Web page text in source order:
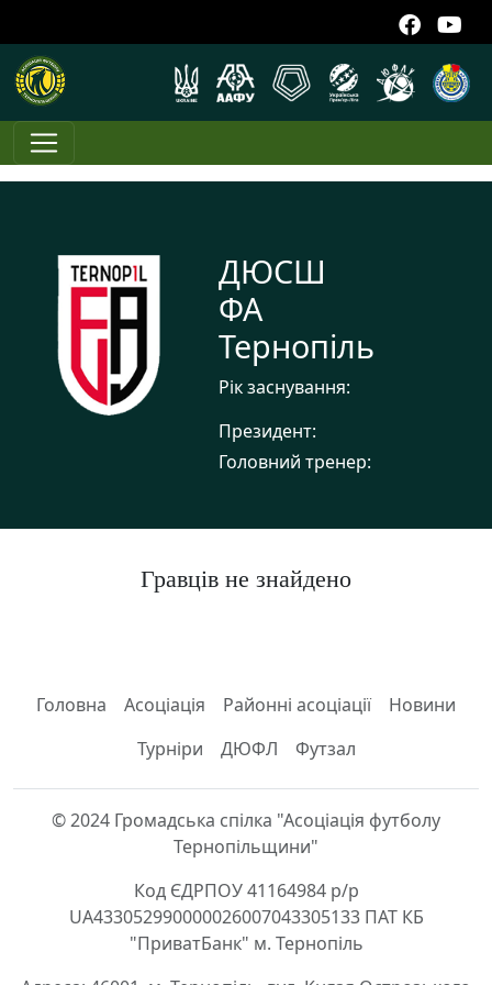
ДЮСШ
ФА
Тернопіль
Рік заснування:
Президент:
Головний тренер:
Гравців не знайдено
Головна Асоціація Районні асоціації
Новини
Турніри
ДЮФЛ Футзал
© 2024 Громадська спілка "Асоціація футболу
Тернопільщини"
Код ЄДРПОУ 41164984 р/р
UA433052990000026007043305133 ПАТ КБ
"ПриватБанк" м. Тернопіль